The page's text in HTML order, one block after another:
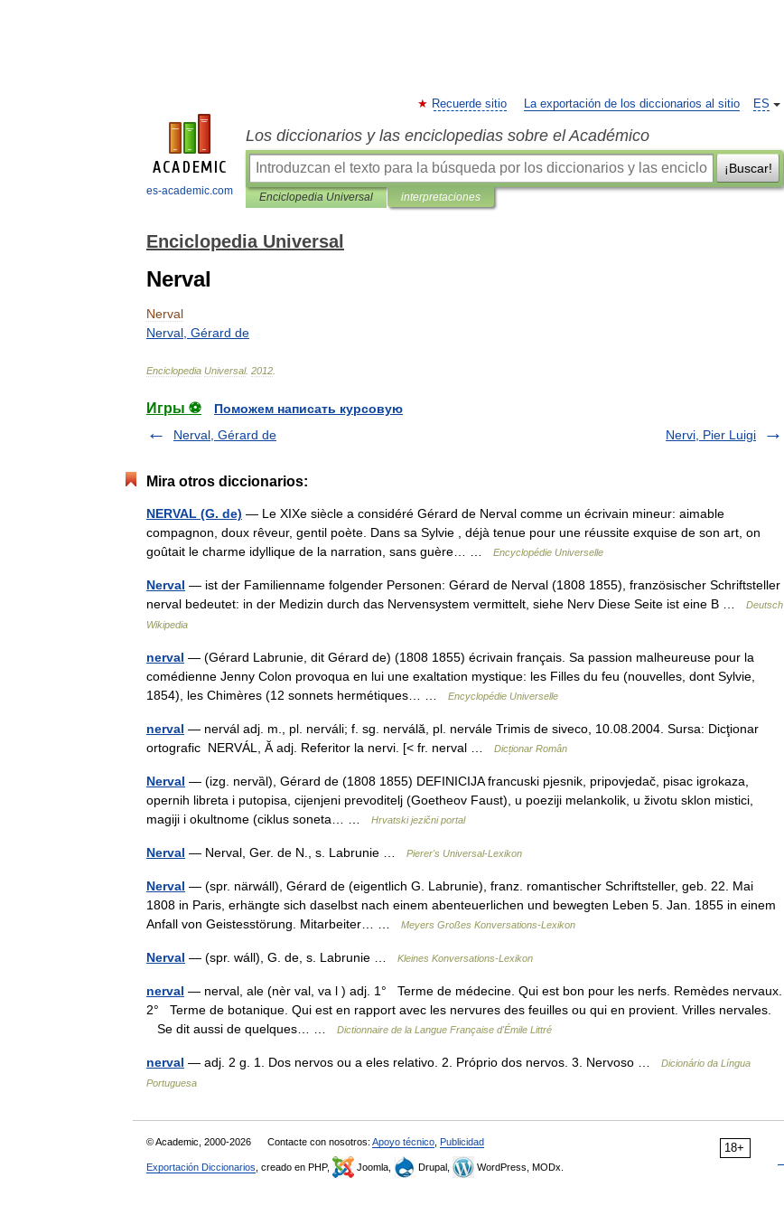
es-academic.com
ES
Recuerde sitio La exportación de los diccionarios al sitio
Los diccionarios y las enciclopedias sobre el Académico
¡Buscar!
Enciclopedia Universal interpretaciones
Enciclopedia Universal
Nerval
Nerval
Nerval Gérard de
Enciclopedia Universal. 2012
Игры ⚽
Поможем написать курсовую
Nerval, Gérard de
Nervi, Pier Luigi
Mira otros diccionarios:
NERVAL (G. de) — Le XIXe siècle a considéré Gérard de Nerval comme un écrivain mineur: aimable
compagnon, doux rêveur, gentil poète. Dans sa Sylvie , déjà tenue pour une réussite exquise de son art, on
goûtait le charme idyllique de la narration, sans guère… …
Encyclopédie Universelle
Nerval — ist der Familienname folgender Personen: Gérard de Nerval (1808 1855), französischer Schriftsteller
nerval bedeutet: in der Medizin durch das Nervensystem vermittelt, siehe Nerv Diese Seite ist eine B …
Deutsch
Wikipedia
nerval — (Gérard Labrunie, dit Gérard de) (1808 1855) écrivain français. Sa passion malheureuse pour la
comédienne Jenny Colon provoqua en lui une exaltation mystique: les Filles du feu (nouvelles, dont Sylvie,
1854), les Chimères (12 sonnets hermétiques… …
Encyclopédie Universelle
nerval — nervál adj. m., pl. nerváli; f. sg. nerválă, pl. nervále Trimis de siveco, 10.08.2004. Sursa: Dicţionar
ortografic NERVÁL, Ă adj. Referitor la nervi. [< fr. nerval …
Dicționar Român
Nerval — (izg. nervȁl), Gérard de (1808 1855) DEFINICIJA francuski pjesnik, pripovjedač, pisac igrokaza,
opernih libreta i putopisa, cijenjeni prevoditelj (Goetheov Faust), u poeziji melankolik, u životu sklon mistici,
magiji i okultnome (ciklus soneta… …
Hrvatski jezični portal
Nerval — Nerval, Ger. de N., s. Labrunie … Pierer's Universal-Lexikon
Nerval — (spr. närwáll), Gérard de (eigentlich G. Labrunie), franz. romantischer Schriftsteller, geb. 22. Mai
1808 in Paris, erhängte sich daselbst nach einem abenteuerlichen und bewegten Leben 5. Jan. 1855 in einem
Anfall von Geistesstörung. Mitarbeiter… …
Meyers Großes Konversations-Lexikon
Nerval — (spr. wáll), G. de, s. Labrunie … Kleines Konversations-Lexikon
nerval — nerval, ale (nèr val, va l ) adj. 1° Terme de médecine. Qui est bon pour les nerfs. Remèdes nervaux.
2° Terme de botanique. Qui est en rapport avec les nervures des feuilles ou qui en provient. Vrilles nervales.
Se dit aussi de quelques… …
Dictionnaire de la Langue Française d'Émile Littré
nerval — adj. 2 g. 1. Dos nervos ou a eles relativo. 2. Próprio dos nervos. 3. Nervoso …
Dicionário da Língua
Portuguesa
18+
© Academic, 2000-2026 Contacte con nosotros: Apoyo técnico Publicidad
Exportación Diccionarios , creado en PHP, Joomla, Drupal, WordPress, MODx.